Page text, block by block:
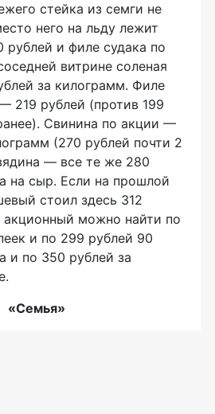
стейка из семги не
него на льду лежит
рублей и филе судака по
витрине соленая
за килограмм. Филе
219 рублей (против 199
Свинина по акции —
(270 рублей почти 2
— все те же 280
на сыр. Если на прошлой
стоил здесь 312
акционный можно найти по
и по 299 рублей 90
и по 350 рублей за
«Семья»